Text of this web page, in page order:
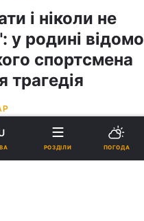
і ніколи не
у родині
спортсмена
трагедія
РОЗДІЛИ ПОГОДА